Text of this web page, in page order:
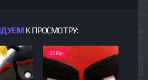
К ПРОСМОТРУ:
BDRip